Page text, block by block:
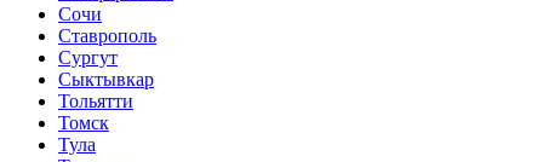
Сочи
Ставрополь
Сургут
Сыктывкар
Тольятти
Томск
Тула